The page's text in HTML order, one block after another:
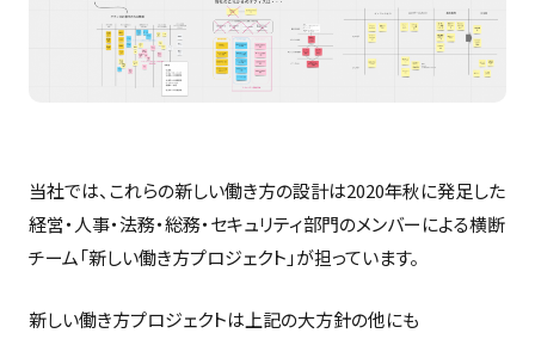
当社では、これらの新しい働き方の設計は2020年秋に発足した
経営・人事・法務・総務・セキュリティ部門のメンバーによる横断
チーム「新しい働き方プロジェクト」が担っています。
新しい働き方プロジェクトは上記の大方針の他にも